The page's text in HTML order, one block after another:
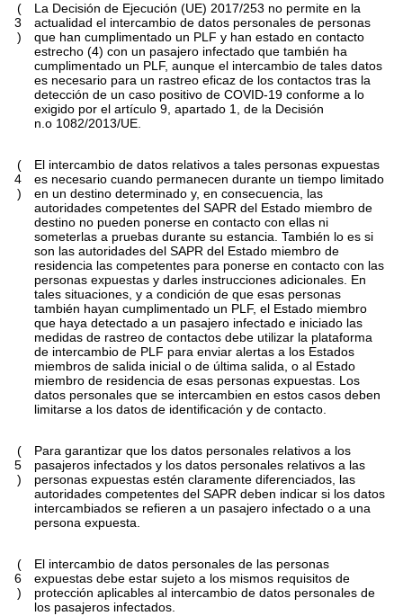
(
3
)
La Decisión de Ejecución (UE) 2017/253 no permite en la
actualidad el intercambio de datos personales de personas
que han cumplimentado un PLF y han estado en contacto
estrecho(4) con un pasajero infectado que también ha
cumplimentado un PLF, aunque el intercambio de tales datos
es necesario para un rastreo eficaz de los contactos tras la
detección de un caso positivo de COVID-19 conforme a lo
exigido por el artículo 9, apartado 1, de la Decisión
n.o 1082/2013/UE.
(
4
)
El intercambio de datos relativos a tales personas expuestas
es necesario cuando permanecen durante un tiempo limitado
en un destino determinado y, en consecuencia, las
autoridades competentes del SAPR del Estado miembro de
destino no pueden ponerse en contacto con ellas ni
someterlas a pruebas durante su estancia. También lo es si
son las autoridades del SAPR del Estado miembro de
residencia las competentes para ponerse en contacto con las
personas expuestas y darles instrucciones adicionales. En
tales situaciones, y a condición de que esas personas
también hayan cumplimentado un PLF, el Estado miembro
que haya detectado a un pasajero infectado e iniciado las
medidas de rastreo de contactos debe utilizar la plataforma
de intercambio de PLF para enviar alertas a los Estados
miembros de salida inicial o de última salida, o al Estado
miembro de residencia de esas personas expuestas. Los
datos personales que se intercambien en estos casos deben
limitarse a los datos de identificación y de contacto.
(
5
)
Para garantizar que los datos personales relativos a los
pasajeros infectados y los datos personales relativos a las
personas expuestas estén claramente diferenciados, las
autoridades competentes del SAPR deben indicar si los datos
intercambiados se refieren a un pasajero infectado o a una
persona expuesta.
(
6
)
El intercambio de datos personales de las personas
expuestas debe estar sujeto a los mismos requisitos de
protección aplicables al intercambio de datos personales de
los pasajeros infectados.